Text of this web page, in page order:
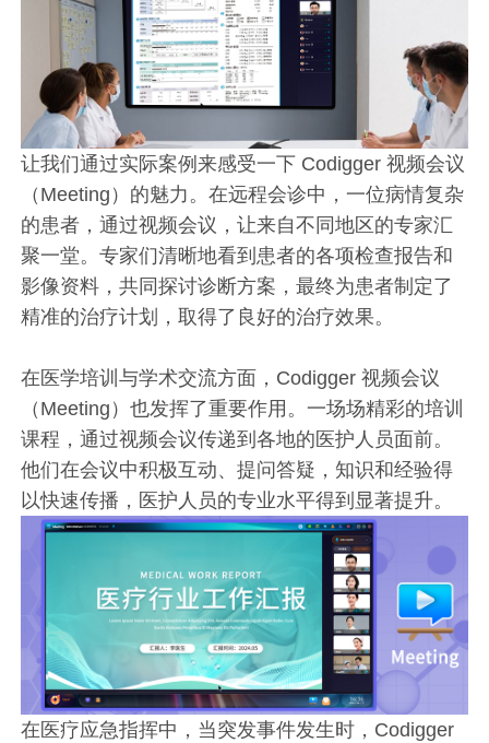
让我们通过实际案例来感受一下 Codigger 视频会议
（Meeting）的魅力。在远程会诊中，一位病情复杂
的患者，通过视频会议，让来自不同地区的专家汇
聚一堂。专家们清晰地看到患者的各项检查报告和
影像资料，共同探讨诊断方案，最终为患者制定了
精准的治疗计划，取得了良好的治疗效果。
在医学培训与学术交流方面，Codigger 视频会议
（Meeting）也发挥了重要作用。一场场精彩的培训
课程，通过视频会议传递到各地的医护人员面前。
他们在会议中积极互动、提问答疑，知识和经验得
以快速传播，医护人员的专业水平得到显著提升。
在医疗应急指挥中，当突发事件发生时，Codigger